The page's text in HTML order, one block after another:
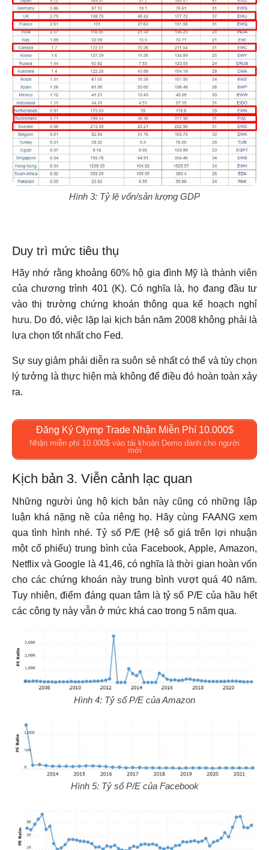
Hình 3: Tỷ lệ vốn/sản lượng GDP
Duy trì mức tiêu thụ
Hãy nhớ rằng khoảng 60% hộ gia đình Mỹ là thành viên
của chương trình 401 (K). Có nghĩa là, họ đang đầu tư
vào thị trường chứng khoán thông qua kế hoạch nghỉ
hưu. Do đó, việc lặp lại kịch bản năm 2008 không phải là
lựa chọn tốt nhất cho Fed.
Sự suy giảm phải diễn ra suôn sẻ nhất có thể và tùy chọn
lý tưởng là thực hiện mà không để điều đó hoàn toàn xảy
ra.
Đăng Ký Olymp Trade Nhận Miễn Phí 10.000$
Nhận miễn phí 10.000$ vào tài khoản Demo dành cho người
mới
Kịch bản 3. Viễn cảnh lạc quan
Những người ủng hộ kịch bản này cũng có những lập
luận khá nặng nề của riêng họ. Hãy cùng FAANG xem
qua tình hình nhé. Tỷ số P/E (Hệ số giá trên lợi nhuận
một cổ phiếu) trung bình của Facebook, Apple, Amazon,
Netflix và Google là 41,46, có nghĩa là thời gian hoàn vốn
cho các chứng khoán này trung bình vượt quá 40 năm.
Tuy nhiên, điểm đáng quan tâm là tỷ số P/E của hầu hết
các công ty này vẫn ở mức khá cao trong 5 năm qua.
Hình 4: Tỷ số P/E của Amazon
Hình 5: Tỷ số P/E của Facebook